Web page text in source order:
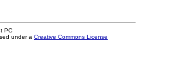
PC
under a Creative Commons License